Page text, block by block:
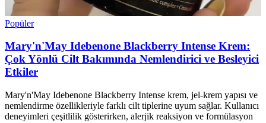
Popüler
Mary'n'May Idebenone Blackberry Intense Krem:
Çok Yönlü Cilt Bakımında Nemlendirici ve Besleyici
Etkiler
Mary'n'May Idebenone Blackberry Intense krem, jel-krem yapısı ve
nemlendirme özellikleriyle farklı cilt tiplerine uyum sağlar. Kullanıcı
deneyimleri çeşitlilik gösterirken, alerjik reaksiyon ve formülasyon